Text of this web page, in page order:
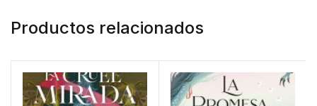
Productos relacionados